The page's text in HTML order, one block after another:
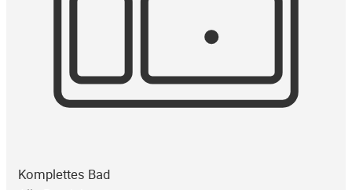
Komplettes Bad